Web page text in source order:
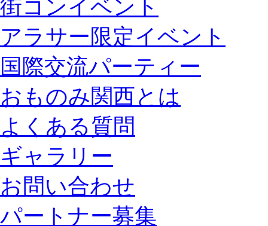
街コンイベント
アラサー限定イベント
国際交流パーティー
おものみ関西とは
よくある質問
ギャラリー
お問い合わせ
パートナー募集